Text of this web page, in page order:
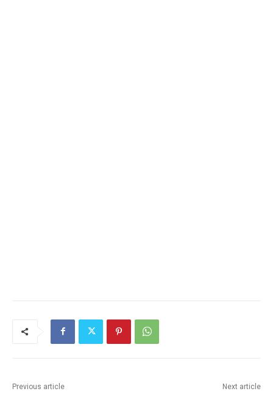
Previous article Next article